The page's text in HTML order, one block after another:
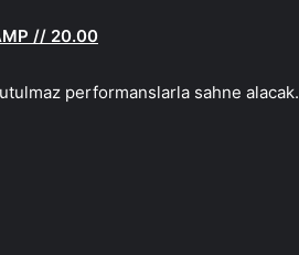
// 20.00
performanslarla sahne alacak.